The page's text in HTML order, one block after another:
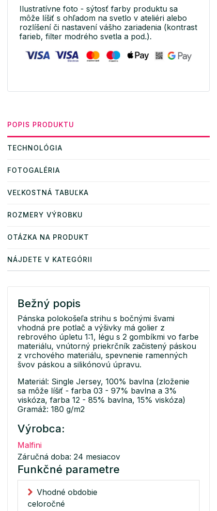
Ilustratívne foto - sýtosť farby produktu sa
môže líšiť s ohľadom na svetlo v ateliéri alebo
rozlíšení či nastavení vášho zariadenia (kontrast
farieb, filter modrého svetla a pod.).
POPIS PRODUKTU
TECHNOLÓGIA
FOTOGALÉRIA
VEĽKOSTNÁ TABUĽKA
ROZMERY VÝROBKU
OTÁZKA NA PRODUKT
NÁJDETE V KATEGÓRII
Bežný popis
Pánska polokošeľa strihu s bočnými švami
vhodná pre potlač a výšivky má golier z
rebrového úpletu 1:1, légu s 2 gombíkmi vo farbe
materiálu, vnútorný priekrčník začistený páskou
z vrchového materiálu, spevnenie ramenných
švov páskou a silikónovú úpravu.
Materiál: Single Jersey, 100% bavlna (zloženie
sa môže líšiť - farba 03 - 97% bavlna a 3%
viskóza, farba 12 - 85% bavlna, 15% viskóza)
Gramáž: 180 g/m2
Výrobca:
Malfini
Záručná doba: 24 mesiacov
Funkčné parametre
Vhodné obdobie
celoročné